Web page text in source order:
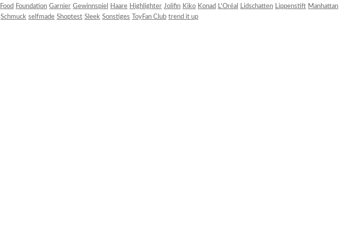
Food Foundation Garnier Gewinnspiel Haare Highlighter Jolifin Kiko Konad L'Oréal Lidschatten Lippenstift Manhattan
Schmuck selfmade Shoptest Sleek Sonstiges ToyFan Club trend it up